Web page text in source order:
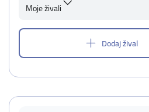
Moje živali
Dodaj žival